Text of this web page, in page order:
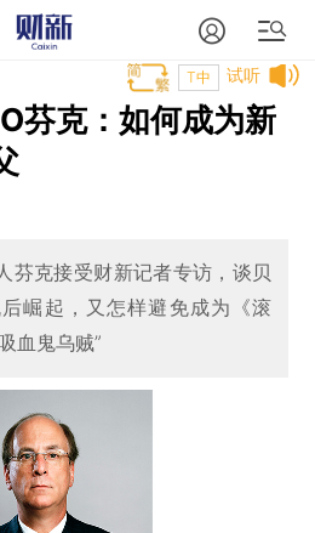
试听
T中
芬克：如何成为新
芬克接受财新记者专访，谈贝
崛起，又怎样避免成为《滚
血鬼乌贼”